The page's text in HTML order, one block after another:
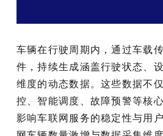
车辆在行驶周期内，通过车载
件，持续生成涵盖行驶状态、
维度的动态数据。这些数据不
控、智能调度、故障预警等核
影响车联网服务的稳定性与用